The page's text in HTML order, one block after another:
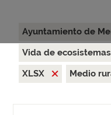
Ayuntamiento de
Vida de
XLSX
Medio